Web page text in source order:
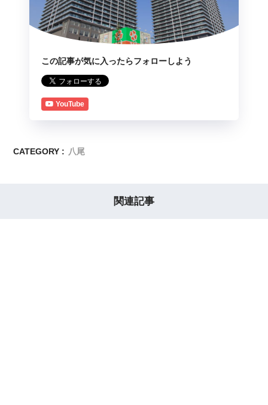
この記事が気に入ったらフォローしよう
YouTube
CATEGORY : 八尾
関連記事